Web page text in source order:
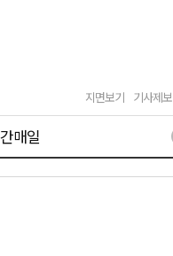
지면보기 기사제보
매일